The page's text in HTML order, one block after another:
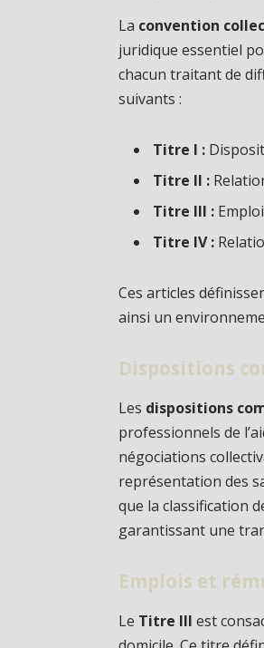
La convention
juridique essentiel
chacun traitant de
suivants :
Titre I :
Titre II :
Titre III :
Titre IV :
Ces articles
ainsi un
Dispositions
Les dispositions
professionnels de
négociations
représentation des
que la classification
garantissant une
Emplois et
Le Titre III est